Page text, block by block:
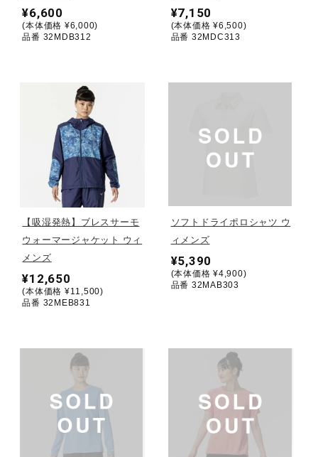
卓球
柔道
ウィンタースポーツ
ワーキング
ウォーキングシューズ
インナー
寝具／ミズノスリープ
¥6,600
(本体価格 ¥6,000)
品番 32MDB312
¥7,150
(本体価格 ¥6,500)
品番 32MDC313
【吸湿発熱】ブレスサーモ
ウォーマージャケット ウィ
メンズ
¥12,650
(本体価格 ¥11,500)
品番 32MEB831
ソフトドライポロシャツ ウ
ィメンズ
¥5,390
(本体価格 ¥4,900)
品番 32MAB303